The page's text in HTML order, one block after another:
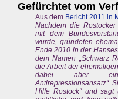
Gefürchtet vom
Aus dem Bericht 2011 in
Nachdem die
mit dem
wurde, gründeten
Ende 2010 in der
dem Namen „Schwarz
die Arbeit der
dabei aber
Antirepressionsansatz“.
Hilfe Rostock“ und sagt